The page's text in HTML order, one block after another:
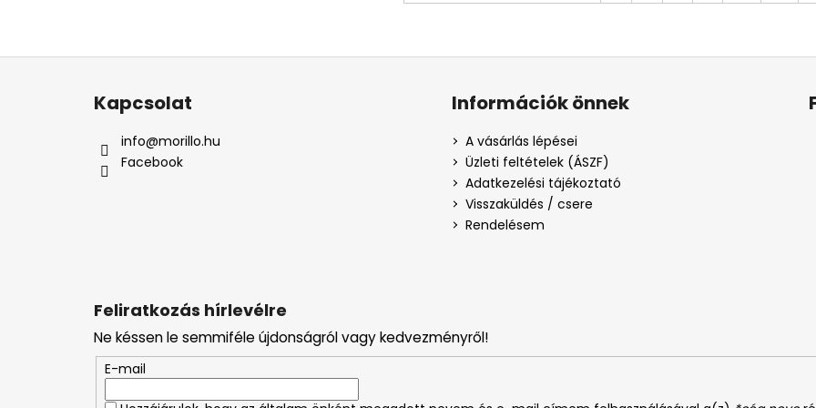
L
Feliratkozás hírlevélre
Ne késsen le semmiféle újdonságról vagy kedvezményről!
E-mail
Kapcsolat
info@morillo.hu
Facebook
Információk önnek
A vásárlás lépései
Üzleti feltételek (ÁSZF)
Adatkezelési tájékoztató
Visszaküldés / csere
Rendelésem